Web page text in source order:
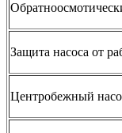
Защита насоса от
Центробежный